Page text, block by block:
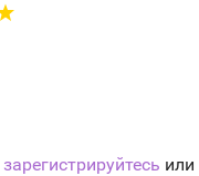
зарегистрируйтесь или